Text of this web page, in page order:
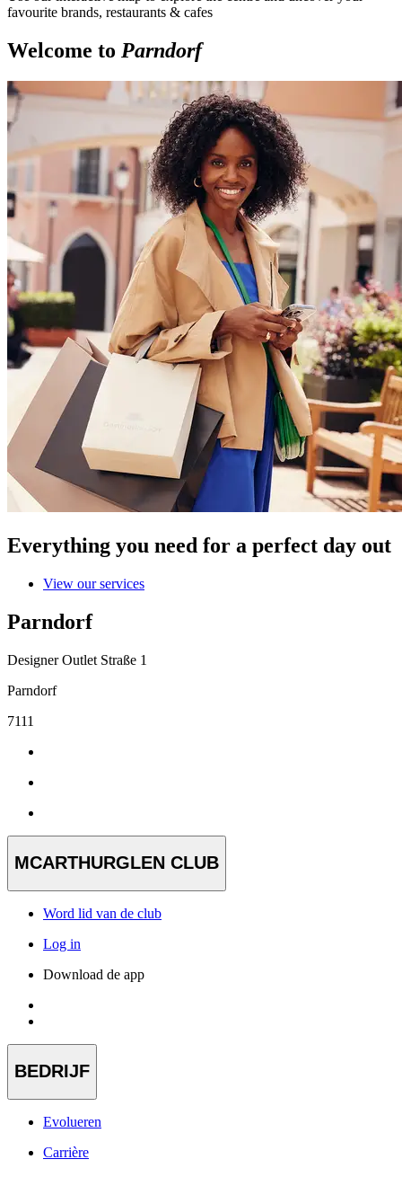
favourite brands, restaurants & cafes
Welcome to Parndorf
Everything you need for a perfect day out
View our services
Parndorf
Designer Outlet Straße 1
Parndorf
7111
MCARTHURGLEN CLUB
Word lid van de club
Log in
Download de app
BEDRIJF
Evolueren
Carrière